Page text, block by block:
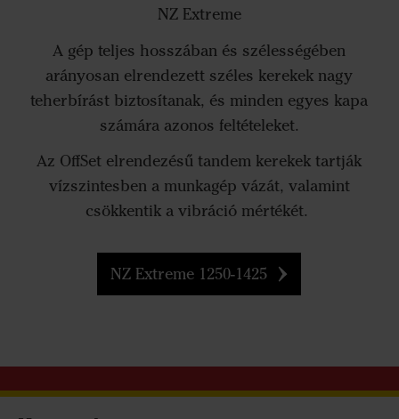
NZ Extreme
A gép teljes hosszában és szélességében
arányosan elrendezett széles kerekek nagy
teherbírást biztosítanak, és minden egyes kapa
számára azonos feltételeket.
Az OffSet elrendezésű tandem kerekek tartják
vízszintesben a munkagép vázát, valamint
csökkentik a vibráció mértékét.
NZ Extreme 1250-1425